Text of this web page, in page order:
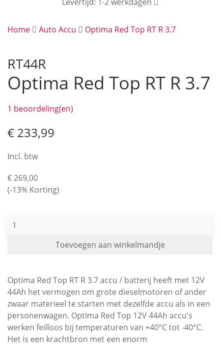
Home Auto Accu Optima Red Top RT R 3.7
RT44R
Optima Red Top RT R 3.7
1 beoordeling(en)
€ 233,99
Incl. btw
€ 269,00
(-13% Korting)
Toevoegen aan winkelmandje
Optima Red Top RT R 3.7 accu / batterij heeft met 12V
44Ah het vermogen om grote dieselmotoren of ander
zwaar materieel te starten met dezelfde accu als in een
personenwagen. Optima Red Top 12V 44Ah accu's
werken feilloos bij temperaturen van +40°C tot -40°C.
Het is een krachtbron met een enorm